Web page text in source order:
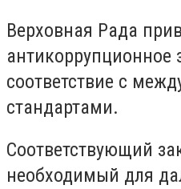
Верховная Рада
антикоррупционное
соответствие с
стандартами.
Соответствующий
необходимый для